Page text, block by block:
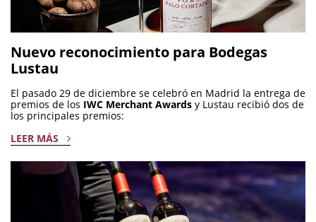
Nuevo reconocimiento para Bodegas
Lustau
El pasado 29 de diciembre se celebró en Madrid la entrega de
premios de los IWC Merchant Awards y Lustau recibió dos de
los principales premios:
LEER MÁS